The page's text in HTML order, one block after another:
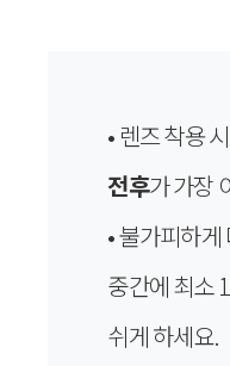
• 렌즈 착용
전후가 가장
• 불가피하
중간에 최소
쉬게 하세요.